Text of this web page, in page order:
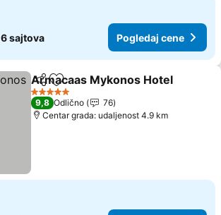
6 sajtova Pogledaj cene
Deli Dodati u favorite
Armacaas Mykonos Hotel
5 Zvezdice
9,8 Odlično
76
Centar grada: udaljenost 4.9 km